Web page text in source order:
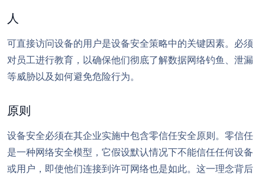
人
可直接访问设备的用户是设备安全策略中的关键因素。必须
对员工进行教育，以确保他们彻底了解数据网络钓鱼、泄漏
等威胁以及如何避免危险行为。
原则
设备安全必须在其企业实施中包含零信任安全原则。零信任
是一种网络安全模型，它假设默认情况下不能信任任何设备
或用户，即使他们连接到许可网络也是如此。这一理念背后